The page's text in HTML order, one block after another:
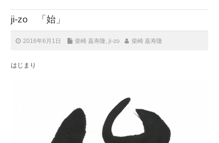
ji-zo 「始」
2016年6月1日 柴崎 嘉寿隆, ji-zo 柴崎 嘉寿隆
はじまり